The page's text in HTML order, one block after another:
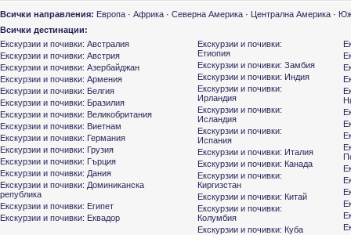
Всички направления: Европа · Африка · Северна Америка · Централна Америка ·
Всички дестинации:
Екскурзии и почивки: Австралия
Екскурзии и почивки: Австрия
Екскурзии и почивки: Азербайджан
Екскурзии и почивки: Армения
Екскурзии и почивки: Белгия
Екскурзии и почивки: Бразилия
Екскурзии и почивки: Великобритания
Екскурзии и почивки: Виетнам
Екскурзии и почивки: Германия
Екскурзии и почивки: Грузия
Екскурзии и почивки: Гърция
Екскурзии и почивки: Дания
Екскурзии и почивки: Доминиканска
република
Екскурзии и почивки: Египет
Екскурзии и почивки: Еквадор
Екскурзии и почивки:
Етиопия
Екскурзии и почивки: Замбия
Екскурзии и почивки: Индия
Екскурзии и почивки:
Ирландия
Екскурзии и почивки:
Исландия
Екскурзии и почивки:
Испания
Екскурзии и почивки: Италия
Екскурзии и почивки: Канада
Екскурзии и почивки:
Киргизстан
Екскурзии и почивки: Китай
Екскурзии и почивки:
Колумбия
Екскурзии и почивки: Куба